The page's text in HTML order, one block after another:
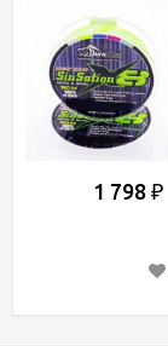
1 798 ₽